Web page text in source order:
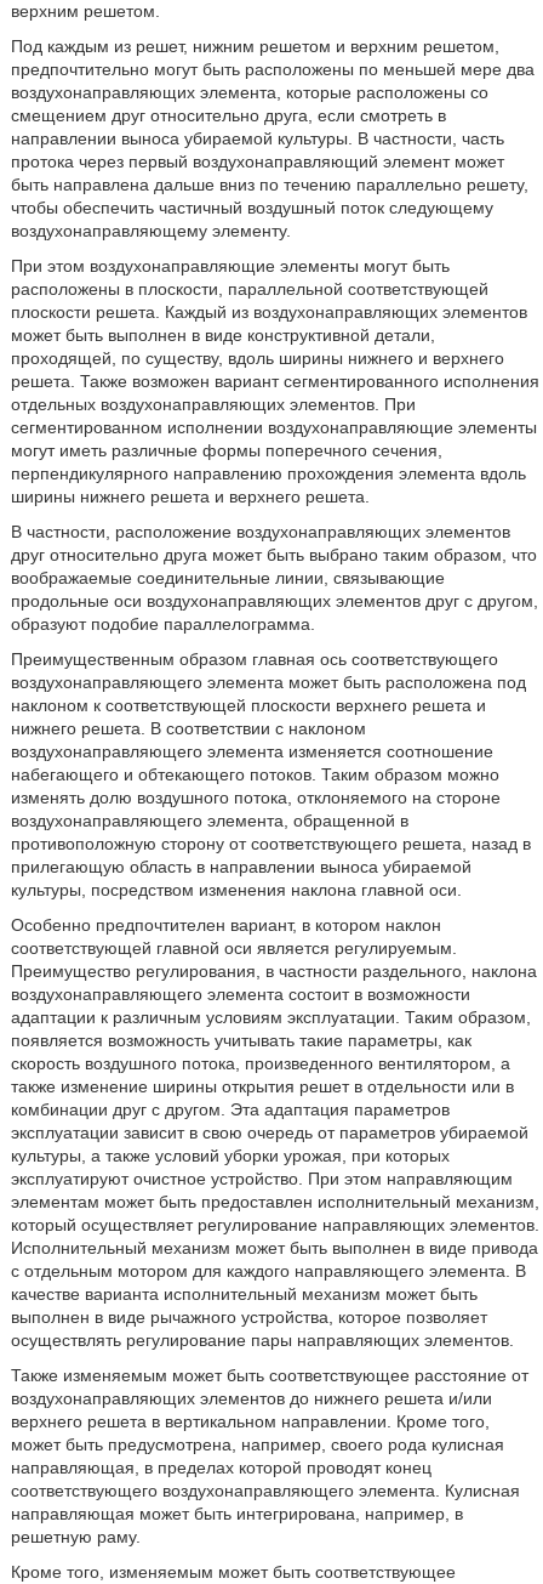
верхним решетом.
Под каждым из решет, нижним решетом и верхним решетом,
предпочтительно могут быть расположены по меньшей мере два
воздухонаправляющих элемента, которые расположены со
смещением друг относительно друга, если смотреть в
направлении выноса убираемой культуры. В частности, часть
протока через первый воздухонаправляющий элемент может
быть направлена дальше вниз по течению параллельно решету,
чтобы обеспечить частичный воздушный поток следующему
воздухонаправляющему элементу.
При этом воздухонаправляющие элементы могут быть
расположены в плоскости, параллельной соответствующей
плоскости решета. Каждый из воздухонаправляющих элементов
может быть выполнен в виде конструктивной детали,
проходящей, по существу, вдоль ширины нижнего и верхнего
решета. Также возможен вариант сегментированного исполнения
отдельных воздухонаправляющих элементов. При
сегментированном исполнении воздухонаправляющие элементы
могут иметь различные формы поперечного сечения,
перпендикулярного направлению прохождения элемента вдоль
ширины нижнего решета и верхнего решета.
В частности, расположение воздухонаправляющих элементов
друг относительно друга может быть выбрано таким образом, что
воображаемые соединительные линии, связывающие
продольные оси воздухонаправляющих элементов друг с другом,
образуют подобие параллелограмма.
Преимущественным образом главная ось соответствующего
воздухонаправляющего элемента может быть расположена под
наклоном к соответствующей плоскости верхнего решета и
нижнего решета. В соответствии с наклоном
воздухонаправляющего элемента изменяется соотношение
набегающего и обтекающего потоков. Таким образом можно
изменять долю воздушного потока, отклоняемого на стороне
воздухонаправляющего элемента, обращенной в
противоположную сторону от соответствующего решета, назад в
прилегающую область в направлении выноса убираемой
культуры, посредством изменения наклона главной оси.
Особенно предпочтителен вариант, в котором наклон
соответствующей главной оси является регулируемым.
Преимущество регулирования, в частности раздельного, наклона
воздухонаправляющего элемента состоит в возможности
адаптации к различным условиям эксплуатации. Таким образом,
появляется возможность учитывать такие параметры, как
скорость воздушного потока, произведенного вентилятором, а
также изменение ширины открытия решет в отдельности или в
комбинации друг с другом. Эта адаптация параметров
эксплуатации зависит в свою очередь от параметров убираемой
культуры, а также условий уборки урожая, при которых
эксплуатируют очистное устройство. При этом направляющим
элементам может быть предоставлен исполнительный механизм,
который осуществляет регулирование направляющих элементов.
Исполнительный механизм может быть выполнен в виде привода
с отдельным мотором для каждого направляющего элемента. В
качестве варианта исполнительный механизм может быть
выполнен в виде рычажного устройства, которое позволяет
осуществлять регулирование пары направляющих элементов.
Также изменяемым может быть соответствующее расстояние от
воздухонаправляющих элементов до нижнего решета и/или
верхнего решета в вертикальном направлении. Кроме того,
может быть предусмотрена, например, своего рода кулисная
направляющая, в пределах которой проводят конец
соответствующего воздухонаправляющего элемента. Кулисная
направляющая может быть интегрирована, например, в
решетную раму.
Кроме того, изменяемым может быть соответствующее